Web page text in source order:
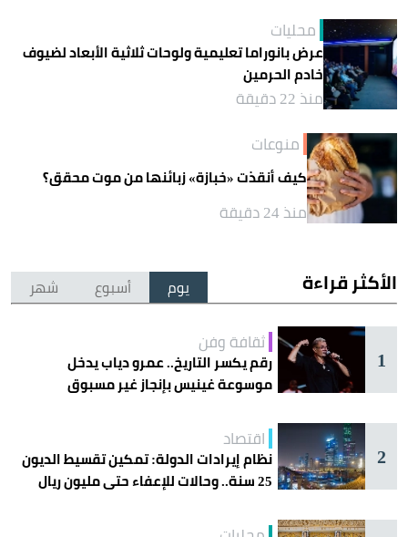
محليات
عرض بانوراما تعليمية ولوحات ثلاثية الأبعاد لضيوف
خادم الحرمين
منذ 22 دقيقة
منوعات
كيف أنقذت «خبازة» زبائنها من موت محقق؟
منذ 24 دقيقة
الأكثر قراءة يوم أسبوع شهر
1
ثقافة وفن
رقم يكسر التاريخ.. عمرو دياب يدخل
موسوعة غينيس بإنجاز غير مسبوق
2
اقتصاد
نظام إيرادات الدولة: تمكين تقسيط الديون
25 سنة.. وحالات للإعفاء حتى مليون ريال